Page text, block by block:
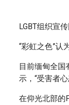
LGBT组织宣
“彩虹之色”认
目前缅甸全国
示，“受害者
在仰光北部的